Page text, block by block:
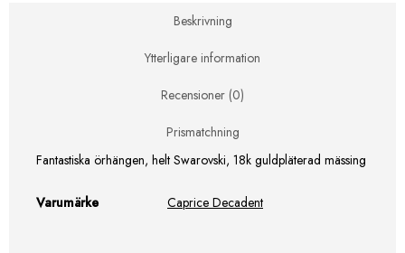
Beskrivning
Ytterligare information
Recensioner (0)
Prismatchning
Fantastiska örhängen, helt Swarovski, 18k guldpläterad mässing
Varumärke Caprice Decadent